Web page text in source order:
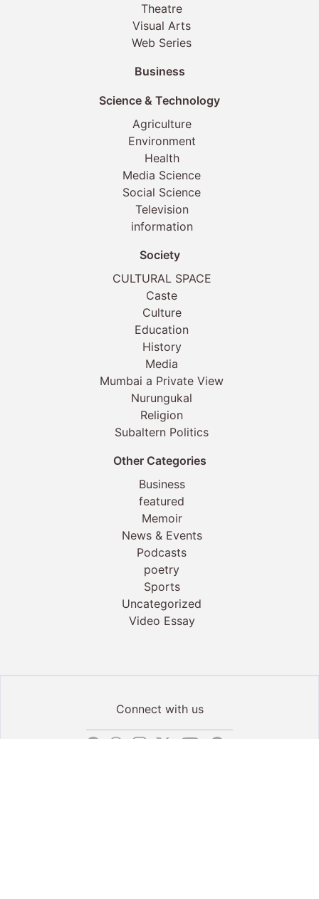
Theatre
Visual Arts
Web Series
Business
Science & Technology
Agriculture
Environment
Health
Media Science
Social Science
Television
information
Society
CULTURAL SPACE
Caste
Culture
Education
History
Media
Mumbai a Private View
Nurungukal
Religion
Subaltern Politics
Other Categories
Business
featured
Memoir
News & Events
Podcasts
poetry
Sports
Uncategorized
Video Essay
Connect with us